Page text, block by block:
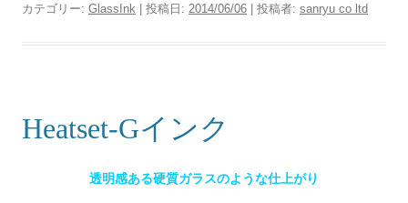
カテゴリー: GlassInk | 投稿日: 2014/06/06 投稿者: sanryu co ltd
Heatset-Gインク
透明感ある硬質ガラスのような仕上がり